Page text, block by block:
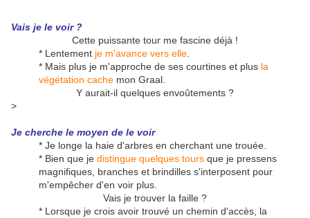
Vais je le voir ?
Cette puissante tour me fascine déjà !
* Lentement je m'avance vers elle
* Mais plus je m'approche de ses courtines et plus la
végétation cache mon Graal.
Y aurait-il quelques envoûtements ?
>
Je cherche le moyen de le voir
* Je longe la haie d'arbres en cherchant une trouée.
* Bien que je distingue quelques tours que je pressens
magnifiques, branches et brindilles s'interposent pour
m'empêcher d'en voir plus.
Vais je trouver la faille ?
* Lorsque je crois avoir trouvé un chemin d'accès, la